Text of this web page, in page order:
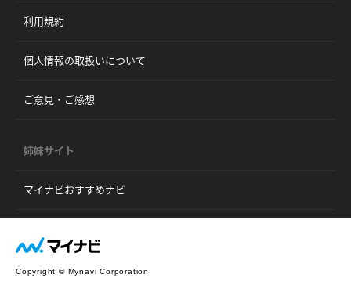
利用規約
個人情報の取扱いについて
ご意見・ご感想
姉妹サイト
マイナビおすすめナビ
Copyright © Mynavi Corporation